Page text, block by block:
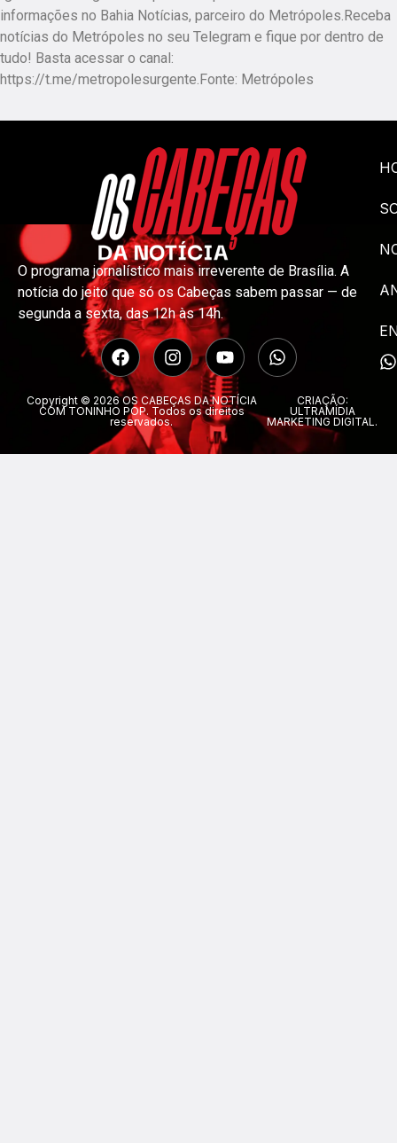
informações no Bahia Notícias, parceiro do Metrópoles.Receba
notícias do Metrópoles no seu Telegram e fique por dentro de
tudo! Basta acessar o canal:
https://t.me/metropolesurgente.Fonte: Metrópoles
O programa jornalístico mais irreverente de Brasília. A
notícia do jeito que só os Cabeças sabem passar — de
segunda a sexta, das 12h às 14h.
Copyright © 2026 OS CABEÇAS DA NOTÍCIA
COM TONINHO POP. Todos os direitos
reservados.
CRIAÇÃO:
ULTRAMÍDIA
MARKETING DIGITAL.